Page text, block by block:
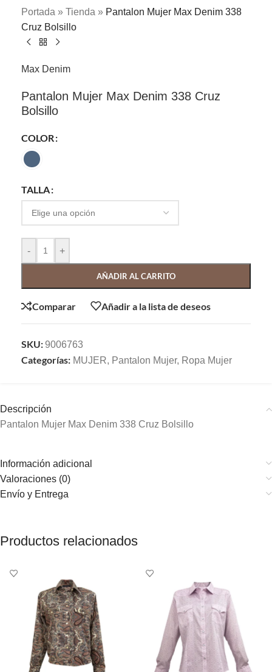
Portada » Tienda » Pantalon Mujer Max Denim 338
Cruz Bolsillo
Max Denim
Pantalon Mujer Max Denim 338 Cruz
Bolsillo
COLOR
TALLA
- +
AÑADIR AL CARRITO
Comparar Añadir a la lista de deseos
SKU:9006763
Categorías: MUJER, Pantalon Mujer, Ropa Mujer
Descripción
Pantalon Mujer Max Denim 338 Cruz Bolsillo
Información adicional
Valoraciones (0)
Envío y Entrega
Productos relacionados